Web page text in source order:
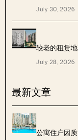
July 30, 2026
较老的租赁
July 28, 2026
最新文章
公寓住户因